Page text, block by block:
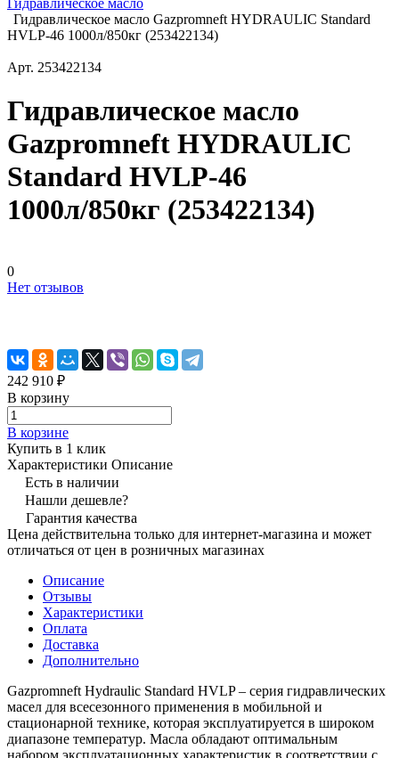
Гидравлическое масло
Гидравлическое масло Gazpromneft HYDRAULIC Standard
HVLP-46 1000л/850кг (253422134)
Арт. 253422134
Гидравлическое масло
Gazpromneft HYDRAULIC
Standard HVLP-46
1000л/850кг (253422134)
0
Нет отзывов
242 910 ₽
В корзину
В корзине
Купить в 1 клик
Характеристики Описание
Есть в наличии
Нашли дешевле?
Гарантия качества
Цена действительна только для интернет-магазина и может
отличаться от цен в розничных магазинах
Описание
Отзывы
Характеристики
Оплата
Доставка
Дополнительно
Gazpromneft Hydraulic Standard HVLP – серия гидравлических
масел для всесезонного применения в мобильной и
стационарной технике, которая эксплуатируется в широком
диапазоне температур. Масла обладают оптимальным
набором эксплуатационных характеристик в соответствии с